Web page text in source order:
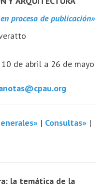
proceso de publicación»
de abril a 26 de mayo
| Consultas» |
la temática de la